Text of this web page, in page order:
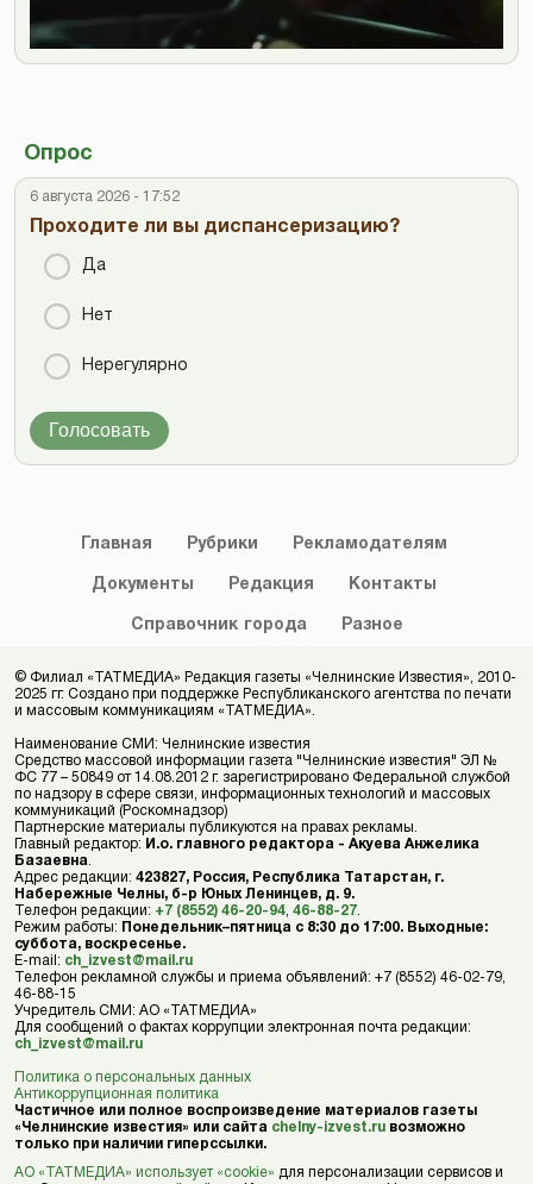
Опрос
6 августа 2026 - 17:52
Проходите ли вы диспансеризацию?
Да
Нет
Нерегулярно
Голосовать
Главная Рубрики Рекламодателям
Документы Редакция Контакты
Справочник города Разное
© Филиал «ТАТМЕДИА» Редакция газеты «Челнинские Известия», 2010-
2025 гг. Создано при поддержке Республиканского агентства по печати
и массовым коммуникациям «ТАТМЕДИА».
Наименование СМИ: Челнинские известия
Средство массовой информации газета "Челнинские известия" ЭЛ №
ФС 77 – 50849 от 14.08.2012 г. зарегистрировано Федеральной службой
по надзору в сфере связи, информационных технологий и массовых
коммуникаций (Роскомнадзор)
Партнерские материалы публикуются на правах рекламы.
Главный редактор: И.о. главного редактора - Акуева Анжелика
Базаевна
Адрес редакции: 423827, Россия, Республика Татарстан, г.
Набережные Челны, б-р Юных Ленинцев, д. 9.
Телефон редакции: +7 (8552) 46-20-94 46-88-27
Режим работы: Понедельник–пятница с 8:30 до 17:00. Выходные:
суббота, воскресенье.
E-mail: ch_izvest@mail.ru
Телефон рекламной службы и приема объявлений: +7 (8552) 46-02-79,
46-88-15
Учредитель СМИ: АО «ТАТМЕДИА»
Для сообщений о фактах коррупции электронная почта редакции:
ch_izvest@mail.ru
Политика о персональных данных
Антикоррупционная политика
Частичное или полное воспроизведение материалов газеты
«Челнинские известия» или сайта chelny-izvest.ru возможно
только при наличии гиперссылки.
АО «ТАТМЕДИА» использует «cookie» для персонализации сервисов и